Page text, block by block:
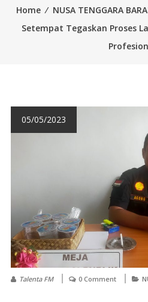
Home ⁄ NUSA TENGGARA
Setempat Tegaskan Proses
05/05/2023
Talenta FM 0 Comment